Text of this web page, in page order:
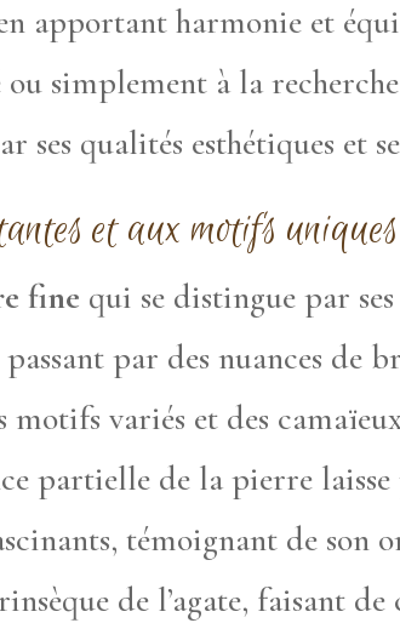
apportant harmonie et
simplement à la
ses qualités esthétiques et
et aux motifs uniques
fine qui se distingue par
par des nuances de
motifs variés et des
partielle de la pierre
témoignant de son
de l’agate, faisant